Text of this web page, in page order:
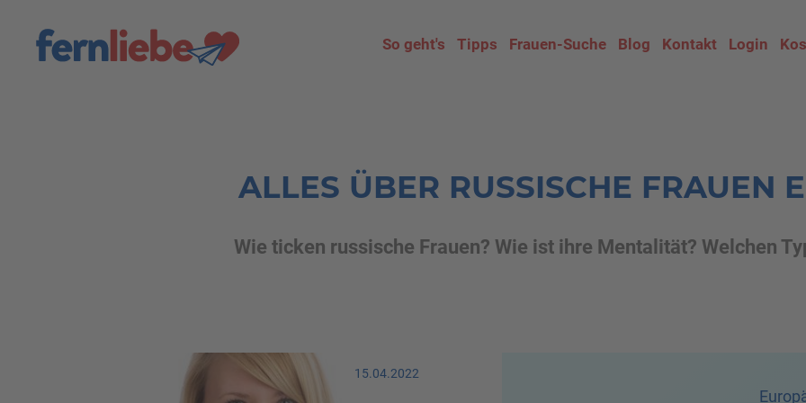
So geht's Tipps Frauen-Suche Blog Kontakt Login
ALLES ÜBER RUSSISCHE FRAUEN
Wie ticken russische Frauen? Wie ist ihre Mentalität? Welchen
15.04.2022